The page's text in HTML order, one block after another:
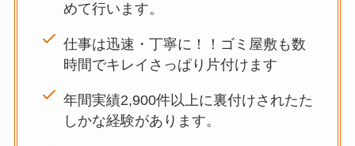
めて行います。
仕事は迅速・丁寧に！！ゴミ屋敷も数
時間でキレイさっぱり片付けます
年間実績2,900件以上に裏付けされたた
しかな経験があります。